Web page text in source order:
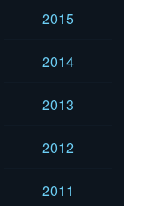
2015
2014
2013
2012
2011